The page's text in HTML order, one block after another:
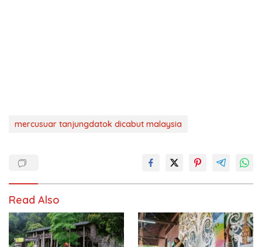
mercusuar tanjungdatok dicabut malaysia
Read Also